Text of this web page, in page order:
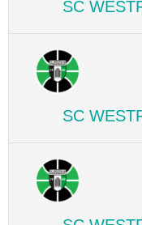
SC
SC